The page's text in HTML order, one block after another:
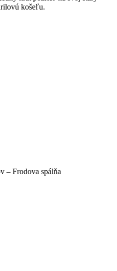
košeľu.
– Frodova spálňa